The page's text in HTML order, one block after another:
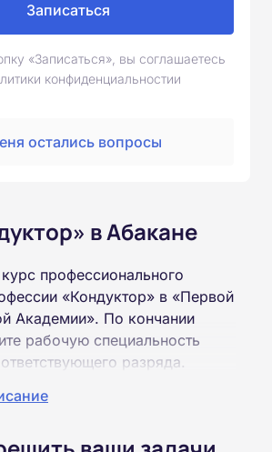
Записаться
«Записаться», вы соглашаетесь
конфиденциальностии
остались вопросы
в Абакане
профессионального
«Кондуктор» в «Первой
Академии». По кончании
рабочую специальность
разряда.
и получить удостоверение